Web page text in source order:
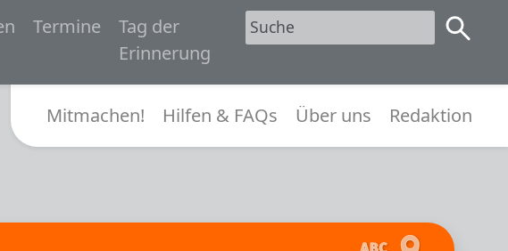
1933-1945
Termine
Tag der
Erinnerung
Submenü
Mitmachen! Hilfen & FAQs Über uns Redaktion